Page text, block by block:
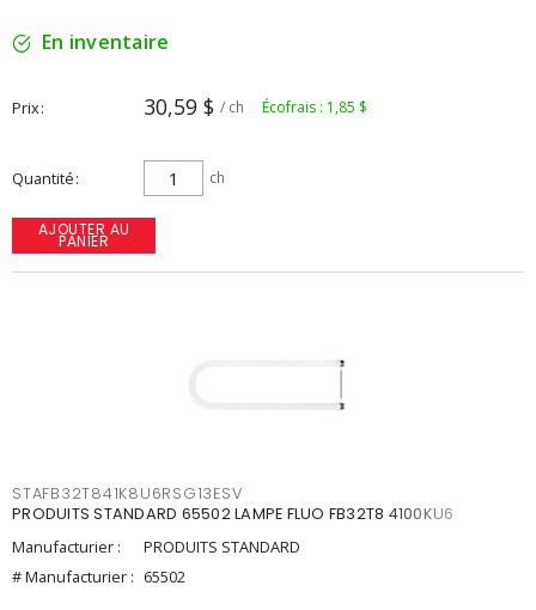
En inventaire
Prix 30,59 $ / ch Écofrais : 1,85 $
Quantité ch
AJOUTER AU
PANIER
STAFB32T841K8U6RSG13ESV
PRODUITS STANDARD 65502 LAMPE FLUO FB32T8 4100KU6
Manufacturier :
PRODUITS STANDARD
# Manufacturier : 65502